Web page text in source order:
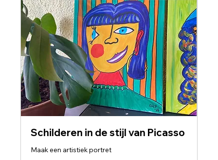
Schilderen in de stijl van Picasso
Maak een artistiek portret